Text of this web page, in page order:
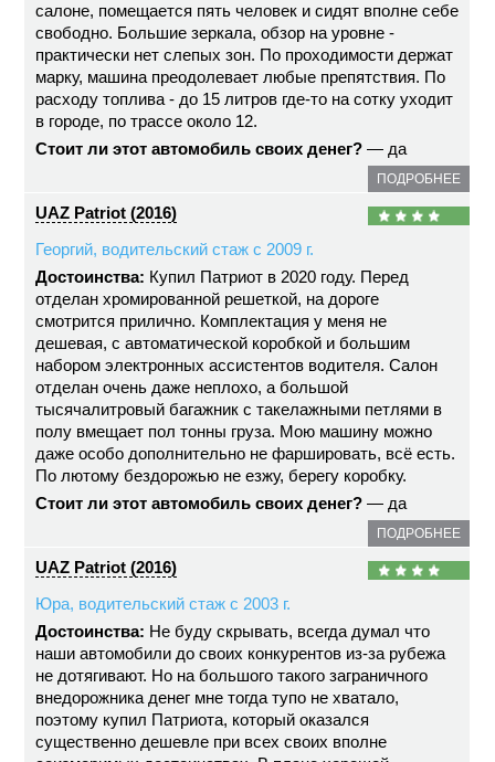
салоне, помещается пять человек и сидят вполне себе
свободно. Большие зеркала, обзор на уровне -
практически нет слепых зон. По проходимости держат
марку, машина преодолевает любые препятствия. По
расходу топлива - до 15 литров где-то на сотку уходит
в городе, по трассе около 12.
Стоит ли этот автомобиль своих денег? — да
ПОДРОБНЕЕ
UAZ Patriot (2016)
Георгий, водительский стаж с 2009 г.
Достоинства: Купил Патриот в 2020 году. Перед
отделан хромированной решеткой, на дороге
смотрится прилично. Комплектация у меня не
дешевая, с автоматической коробкой и большим
набором электронных ассистентов водителя. Салон
отделан очень даже неплохо, а большой
тысячалитровый багажник с такелажными петлями в
полу вмещает пол тонны груза. Мою машину можно
даже особо дополнительно не фаршировать, всё есть.
По лютому бездорожью не езжу, берегу коробку.
Стоит ли этот автомобиль своих денег? — да
ПОДРОБНЕЕ
UAZ Patriot (2016)
Юра, водительский стаж с 2003 г.
Достоинства: Не буду скрывать, всегда думал что
наши автомобили до своих конкурентов из-за рубежа
не дотягивают. Но на большого такого заграничного
внедорожника денег мне тогда тупо не хватало,
поэтому купил Патриота, который оказался
существенно дешевле при всех своих вполне